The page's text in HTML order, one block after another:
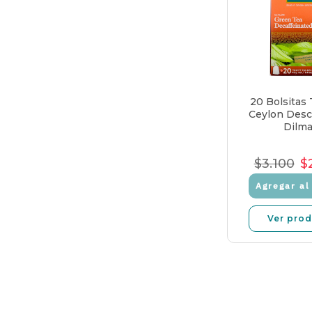
20 Bolsitas
Ceylon
Precio
$3.100
Agregar
Ver